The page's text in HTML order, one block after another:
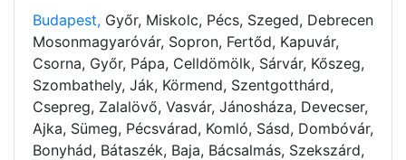
Budapest, Győr, Miskolc, Pécs, Szeged, Debrecen
Mosonmagyaróvár, Sopron, Fertőd, Kapuvár,
Csorna, Győr, Pápa, Celldömölk, Sárvár, Kőszeg,
Szombathely, Ják, Körmend, Szentgotthárd,
Csepreg, Zalalövő, Vasvár, Jánosháza, Devecser,
Ajka, Sümeg, Pécsvárad, Komló, Sásd, Dombóvár,
Bonyhád, Bátaszék, Baja, Bácsalmás, Szekszárd,